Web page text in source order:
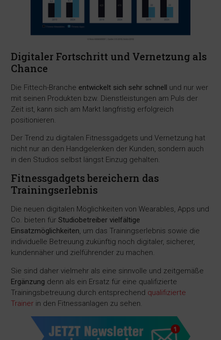
Digitaler Fortschritt und Vernetzung als
Chance
Die Fittech-Branche entwickelt sich sehr schnell und nur wer
mit seinen Produkten bzw. Dienstleistungen am Puls der
Zeit ist, kann sich am Markt langfristig erfolgreich
positionieren.
Der Trend zu digitalen Fitnessgadgets und Vernetzung hat
nicht nur an den Handgelenken der Kunden, sondern auch
in den Studios selbst längst Einzug gehalten.
Fitnessgadgets bereichern das
Trainingserlebnis
Die neuen digitalen Möglichkeiten von Wearables, Apps und
Co. bieten fürStudiobetreiber vielfältige
Einsatzmöglichkeiten, um das Trainingserlebnis sowie die
individuelle Betreuung zukünftig noch digitaler, sicherer,
kundennäher und zielführender zu machen.
Sie sind daher vielmehr als eine sinnvolle und zeitgemäße
Ergänzung denn als ein Ersatz für eine qualifizierte
Trainingsbetreuung durch entsprechend qualifizierte
Trainer in den Fitnessanlagen zu sehen.